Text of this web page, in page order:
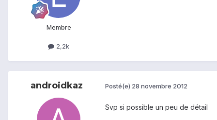
Membre
2,2k
androidkaz Posté(e) 28 novembre 2012
Svp si possible un peu de détail